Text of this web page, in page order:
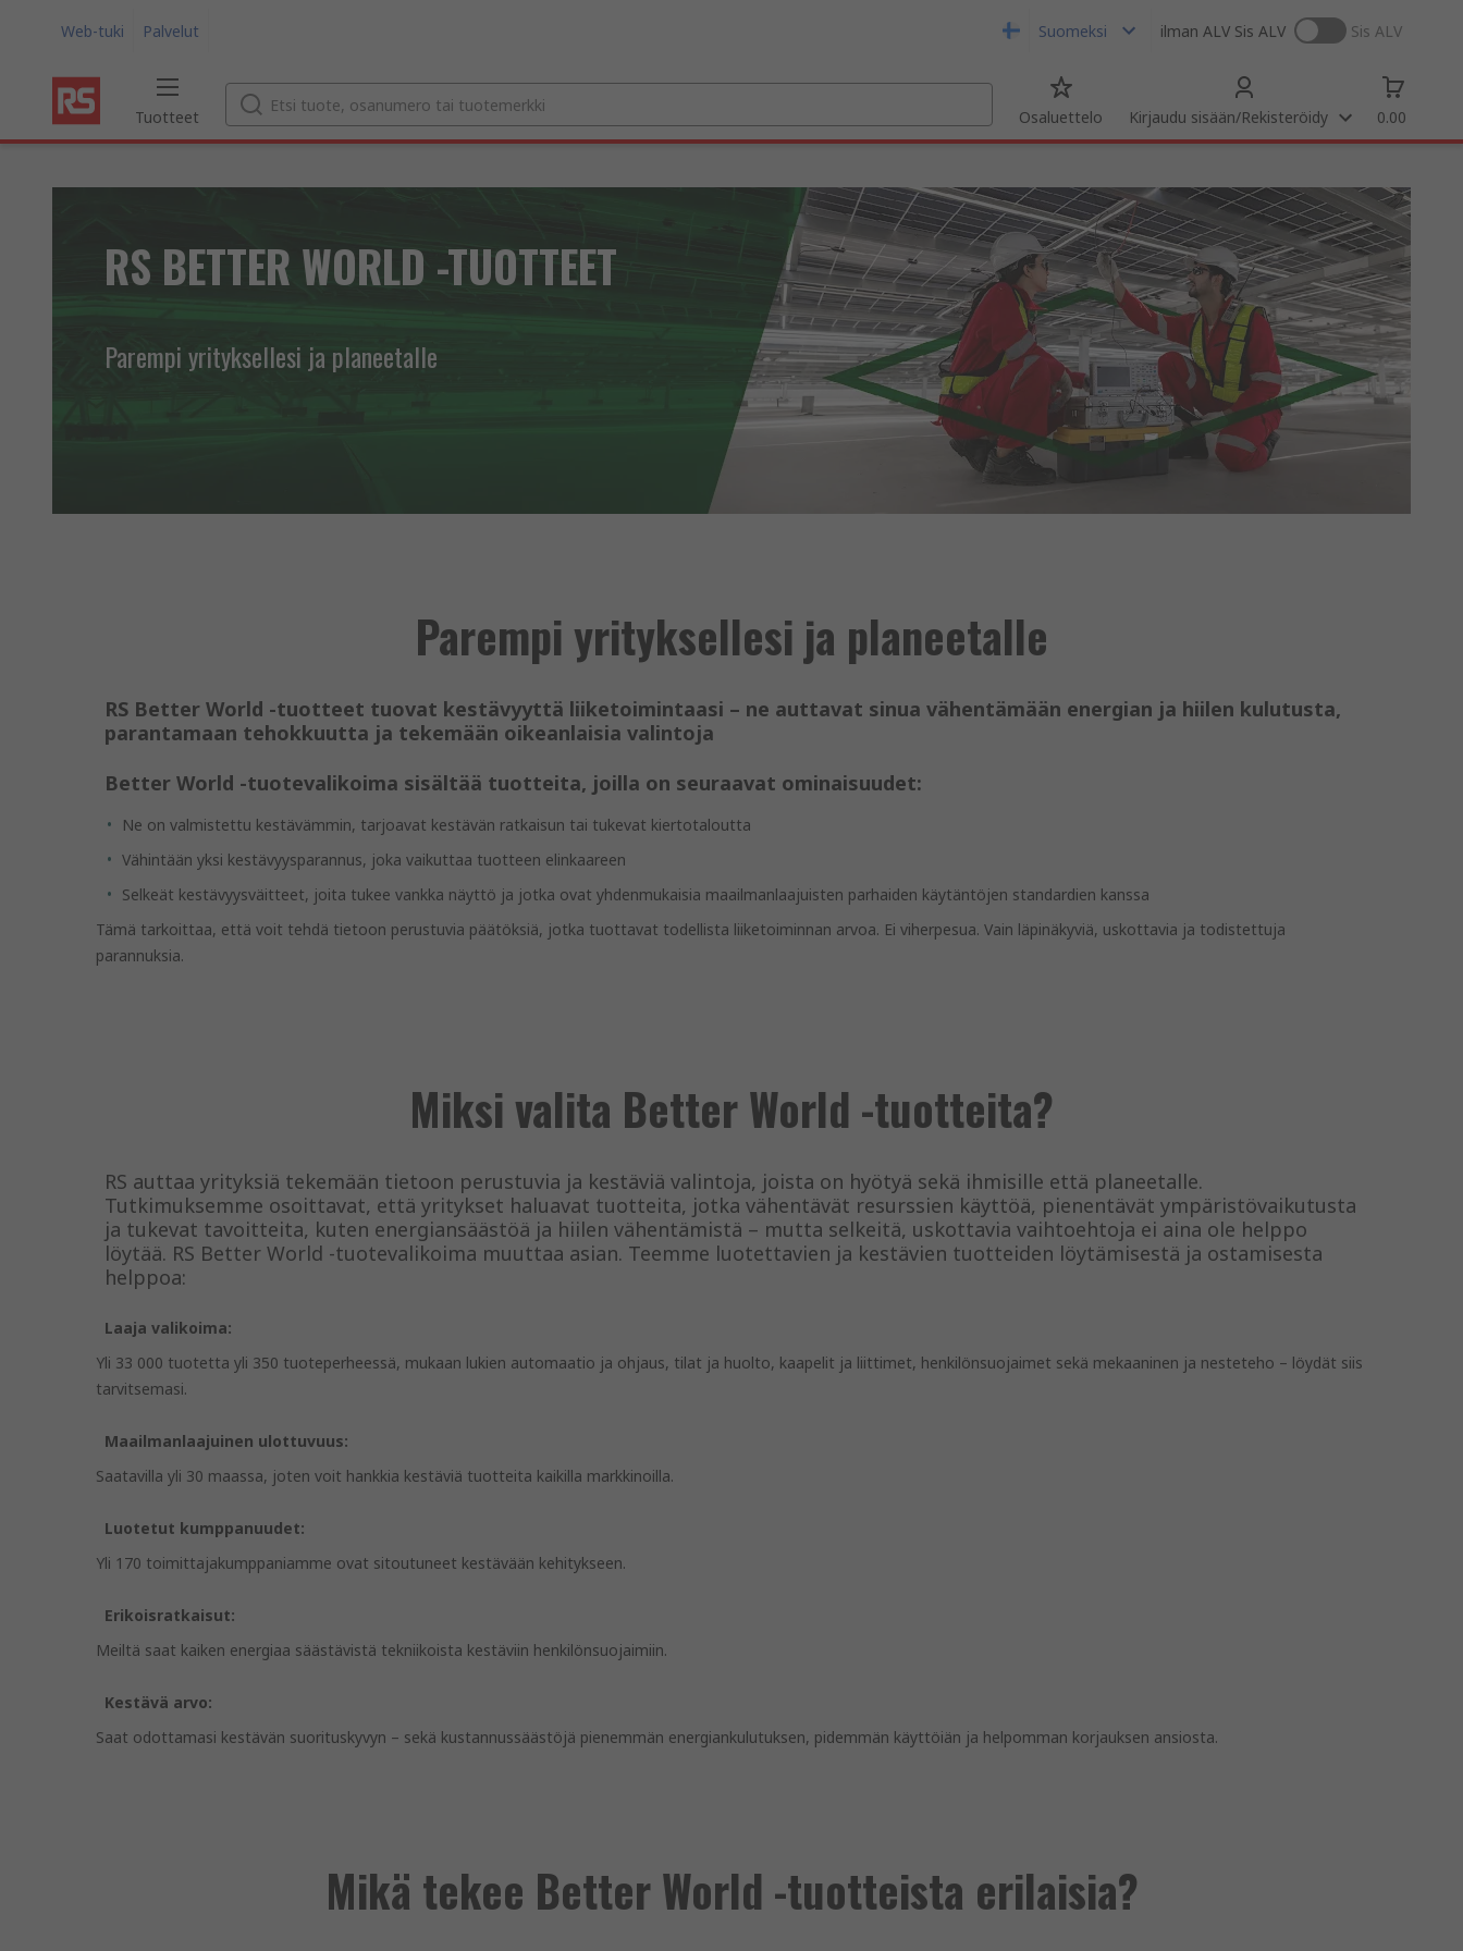
Web-tuki Palvelut Suomeksi ilman ALV Sis ALV Sis ALV
Tuotteet Osaluettelo Kirjaudu sisään/Rekisteröidy 0.00
RS BETTER WORLD -TUOTTEET
Parempi yrityksellesi ja planeetalle
Parempi yrityksellesi ja planeetalle
RS Better World -tuotteet tuovat kestävyyttä liiketoimintaasi – ne auttavat sinua vähentämään energian ja hiilen kulutusta,
parantamaan tehokkuutta ja tekemään oikeanlaisia valintoja
Better World -tuotevalikoima sisältää tuotteita, joilla on seuraavat ominaisuudet:
Ne on valmistettu kestävämmin, tarjoavat kestävän ratkaisun tai tukevat kiertotaloutta
Vähintään yksi kestävyysparannus, joka vaikuttaa tuotteen elinkaareen
Selkeät kestävyysväitteet, joita tukee vankka näyttö ja jotka ovat yhdenmukaisia maailmanlaajuisten parhaiden käytäntöjen standardien kanssa
Tämä tarkoittaa, että voit tehdä tietoon perustuvia päätöksiä, jotka tuottavat todellista liiketoiminnan arvoa. Ei viherpesua. Vain läpinäkyviä, uskottavia ja todistettuja
parannuksia.
Miksi valita Better World -tuotteita?
RS auttaa yrityksiä tekemään tietoon perustuvia ja kestäviä valintoja, joista on hyötyä sekä ihmisille että planeetalle.
Tutkimuksemme osoittavat, että yritykset haluavat tuotteita, jotka vähentävät resurssien käyttöä, pienentävät ympäristövaikutusta
ja tukevat tavoitteita, kuten energiansäästöä ja hiilen vähentämistä – mutta selkeitä, uskottavia vaihtoehtoja ei aina ole helppo
löytää. RS Better World -tuotevalikoima muuttaa asian. Teemme luotettavien ja kestävien tuotteiden löytämisestä ja ostamisesta
helppoa:
Laaja valikoima:
Yli 33 000 tuotetta yli 350 tuoteperheessä, mukaan lukien automaatio ja ohjaus, tilat ja huolto, kaapelit ja liittimet, henkilönsuojaimet sekä mekaaninen ja nesteteho – löydät siis
tarvitsemasi.
Maailmanlaajuinen ulottuvuus:
Saatavilla yli 30 maassa, joten voit hankkia kestäviä tuotteita kaikilla markkinoilla.
Luotetut kumppanuudet:
Yli 170 toimittajakumppaniamme ovat sitoutuneet kestävään kehitykseen.
Erikoisratkaisut:
Meiltä saat kaiken energiaa säästävistä tekniikoista kestäviin henkilönsuojaimiin.
Kestävä arvo:
Saat odottamasi kestävän suorituskyvyn – sekä kustannussäästöjä pienemmän energiankulutuksen, pidemmän käyttöiän ja helpomman korjauksen ansiosta.
Mikä tekee Better World -tuotteista erilaisia?